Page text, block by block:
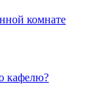
комнате
кафелю?